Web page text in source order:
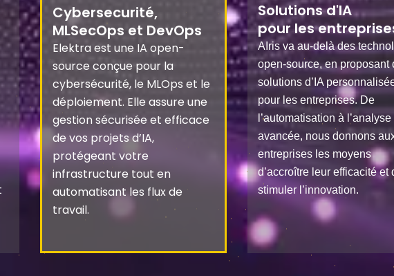
Cybersecurité,
MLSecOps et DevOps
Elektra est une IA open-
source conçue pour la
cybersécurité, le MLOps et le
déploiement. Elle assure une
gestion sécurisée et efficace
de vos projets d’IA,
protégeant votre
infrastructure tout en
automatisant les flux de
travail.
Solutions d'IA
pour les
AIris va au-delà des
open-source, en proposant
solutions d’IA
pour les entreprises. De
l’automatisation à l’analyse
avancée, nous donnons
entreprises les moyens
d’accroître leur efficacité et
stimuler l’innovation.